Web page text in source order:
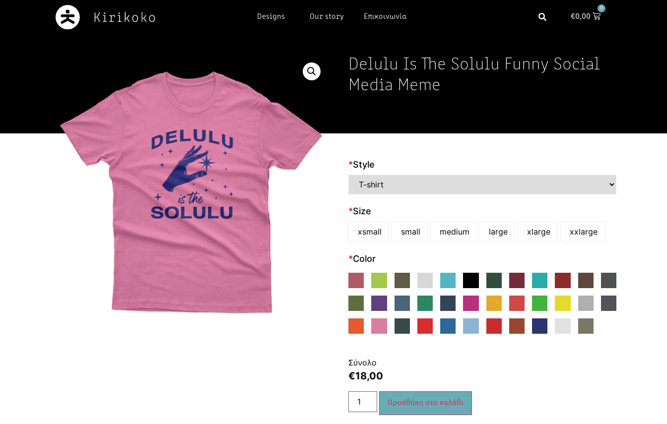
Designs Our story Επικοινωνία €0,00
0
Delulu Is The Solulu Funny Social
Media Meme
*Style
*Size
xsmall small medium large xlarge xxlarge
*Color
Σύνολο
€18,00
Προσθήκη στο καλάθι